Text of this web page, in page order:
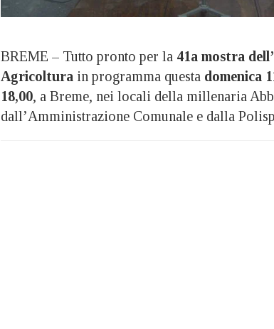
BREME – Tutto pronto per la 41a mostra
Agricoltura in programma questa domenica
18,00, a Breme, nei locali della millenaria
dall’Amministrazione Comunale e dalla